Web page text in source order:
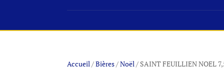
Accueil /Bières /Noël / SAINT FEUILLIEN NOEL